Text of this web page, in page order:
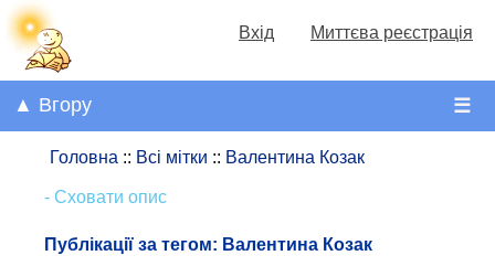
Вхід Миттєва реєстрація
☰
▲ Вгору
Головна :: Всі мітки :: Валентина Козак
- Сховати опис
Публікації за тегом: Валентина Козак